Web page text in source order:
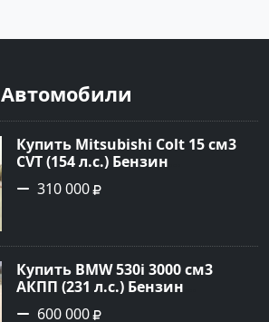
Автомобили
Купить Mitsubishi Colt 15 см3
CVT (154 л.с.) Бензин
турбонаддув в Краснодар:
цвет Чёрный металик Хетчбэк
сайте Авторынок23
310 000
Купить BMW 530i 3000 см3
АКПП (231 л.с.) Бензин
инжектор в Новороссийск:
600 000